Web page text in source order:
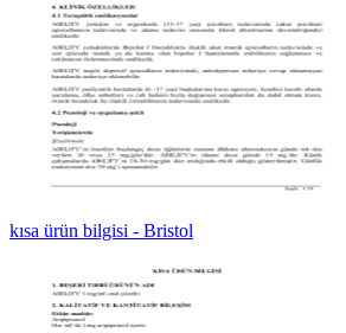
kısa ürün bilgisi - Bristol